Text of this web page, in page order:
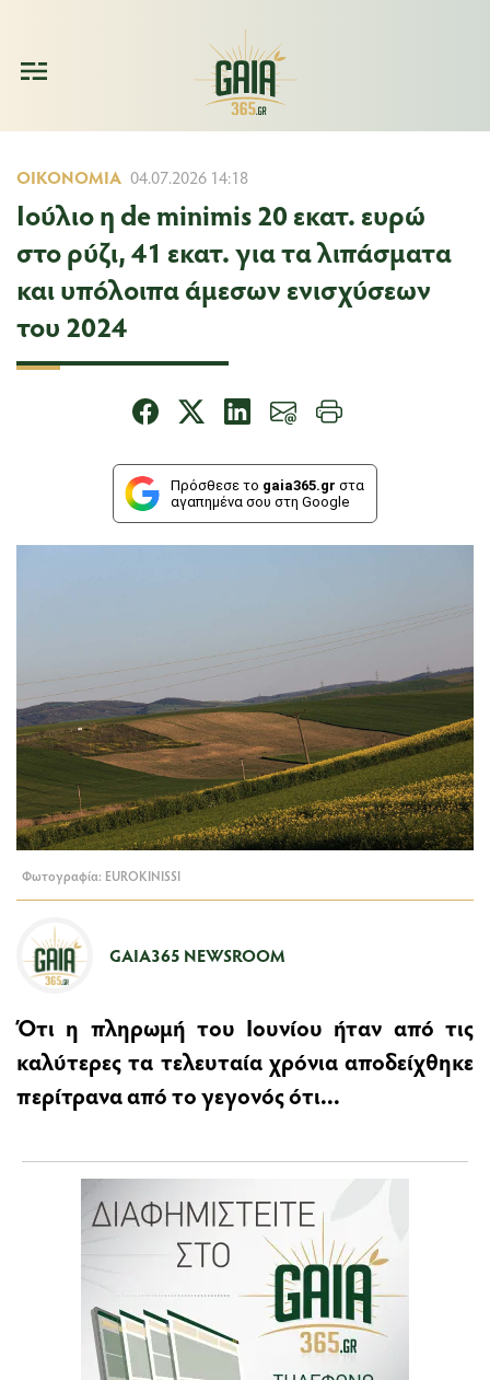
ΟΙΚΟΝΟΜΊΑ 04.07.2026 14:18
Ιούλιο η de minimis 20 εκατ. ευρώ
στο ρύζι, 41 εκατ. για τα λιπάσματα
και υπόλοιπα άμεσων ενισχύσεων
του 2024
Πρόσθεσε το gaia365.gr στα
αγαπημένα σου στη Google
Φωτογραφία: EUROKINISSI
GAIA365 NEWSROOM
Ότι η πληρωµή του Ιουνίου ήταν από τις
καλύτερες τα τελευταία χρόνια αποδείχθηκε
περίτρανα από το γεγονός ότι...